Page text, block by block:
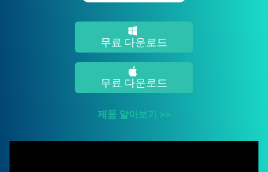
무료 다운로드
무료 다운로드
제품 알아보기 >>